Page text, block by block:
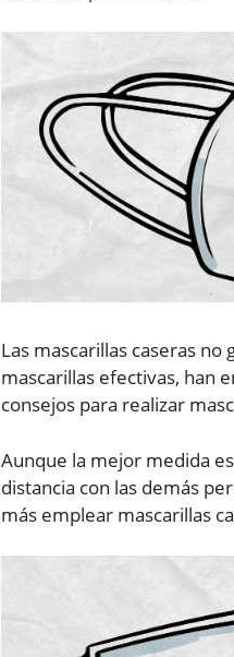
Las mascarillas caseras
mascarillas efectivas, han
consejos para realizar
Aunque la mejor medida
distancia con las demás
más emplear mascarillas